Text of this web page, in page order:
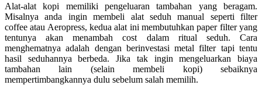
Alat-alat kopi memiliki pengeluaran tambahan yang beragam.
Misalnya anda ingin membeli alat seduh manual seperti filter
coffee atau Aeropress, kedua alat ini membutuhkan paper filter yang
tentunya akan menambah cost dalam ritual seduh. Cara
menghematnya adalah dengan berinvestasi metal filter tapi tentu
hasil seduhannya berbeda. Jika tak ingin mengeluarkan biaya
tambahan lain (selain membeli kopi) sebaiknya
mempertimbangkannya dulu sebelum salah memilih.